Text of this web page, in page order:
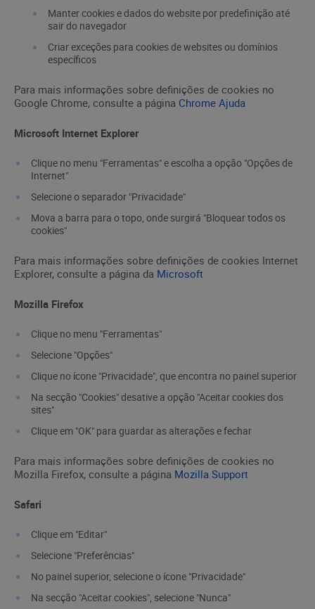
Manter cookies e dados do website por predefinição até
sair do navegador
Criar exceções para cookies de websites ou domínios
específicos
Para mais informações sobre definições de cookies no
Google Chrome, consulte a página Chrome Ajuda
Microsoft Internet Explorer
Clique no menu "Ferramentas" e escolha a opção "Opções de
Internet"
Selecione o separador "Privacidade"
Mova a barra para o topo, onde surgirá "Bloquear todos os
cookies"
Para mais informações sobre definições de cookies Internet
Explorer, consulte a página da Microsoft
Mozilla Firefox
Clique no menu "Ferramentas"
Selecione "Opções"
Clique no ícone "Privacidade", que encontra no painel superior
Na secção "Cookies" desative a opção "Aceitar cookies dos
sites"
Clique em "OK" para guardar as alterações e fechar
Para mais informações sobre definições de cookies no
Mozilla Firefox, consulte a página Mozilla Support
Safari
Clique em "Editar"
Selecione "Preferências"
No painel superior, selecione o ícone "Privacidade"
Na secção "Aceitar cookies", selecione "Nunca"